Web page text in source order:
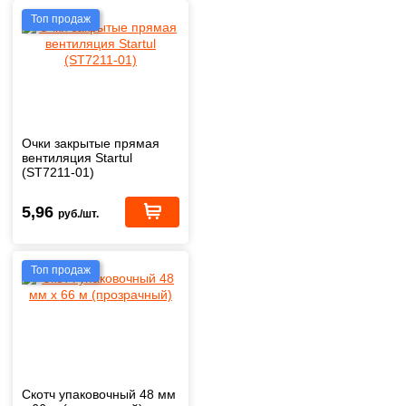
Топ продаж
Очки закрытые прямая
вентиляция Startul
(ST7211-01)
5,96 руб./шт.
Топ продаж
Скотч упаковочный 48 мм